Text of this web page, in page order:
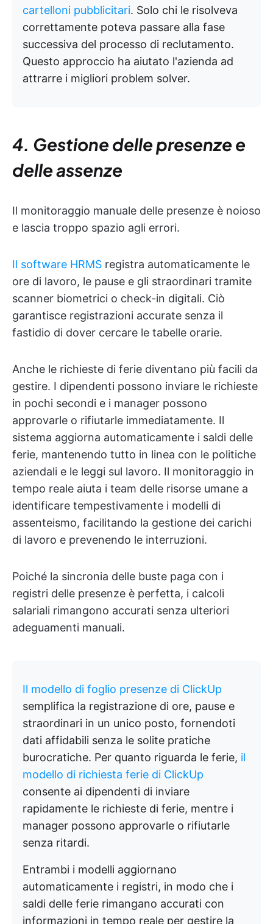
cartelloni pubblicitari. Solo chi le risolveva
correttamente poteva passare alla fase
successiva del processo di reclutamento.
Questo approccio ha aiutato l'azienda ad
attrarre i migliori problem solver.
4. Gestione delle presenze e
delle assenze
Il monitoraggio manuale delle presenze è noioso
e lascia troppo spazio agli errori.
Il software HRMS registra automaticamente le
ore di lavoro, le pause e gli straordinari tramite
scanner biometrici o check-in digitali. Ciò
garantisce registrazioni accurate senza il
fastidio di dover cercare le tabelle orarie.
Anche le richieste di ferie diventano più facili da
gestire. I dipendenti possono inviare le richieste
in pochi secondi e i manager possono
approvarle o rifiutarle immediatamente. Il
sistema aggiorna automaticamente i saldi delle
ferie, mantenendo tutto in linea con le politiche
aziendali e le leggi sul lavoro. Il monitoraggio in
tempo reale aiuta i team delle risorse umane a
identificare tempestivamente i modelli di
assenteismo, facilitando la gestione dei carichi
di lavoro e prevenendo le interruzioni.
Poiché la sincronia delle buste paga con i
registri delle presenze è perfetta, i calcoli
salariali rimangono accurati senza ulteriori
adeguamenti manuali.
Il modello di foglio presenze di ClickUp
semplifica la registrazione di ore, pause e
straordinari in un unico posto, fornendoti
dati affidabili senza le solite pratiche
burocratiche. Per quanto riguarda le ferie, il
modello di richiesta ferie di ClickUp
consente ai dipendenti di inviare
rapidamente le richieste di ferie, mentre i
manager possono approvarle o rifiutarle
senza ritardi.
Entrambi i modelli aggiornano
automaticamente i registri, in modo che i
saldi delle ferie rimangano accurati con
informazioni in tempo reale per gestire la